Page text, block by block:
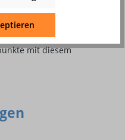
in
Industrie deine
mit diesem